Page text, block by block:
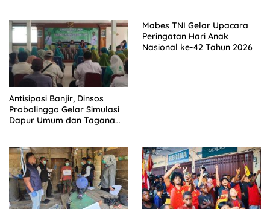
Sesor
Antisipasi Banjir, Dinsos
Probolinggo Gelar Simulasi
Dapur Umum dan Tagana
Mabes TNI Gelar Upacara
Peringatan Hari Anak
Nasional ke-42 Tahun 2026